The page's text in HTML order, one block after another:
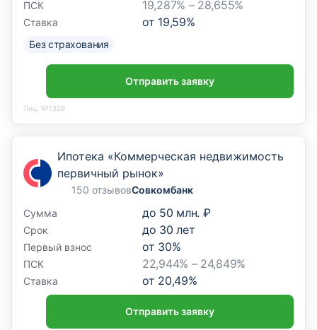
ПСК 19,287% – 28,655%
Ставка от 19,59%
Без страхования
Отправить заявку
Лиц. №1326
Ипотека «Коммерческая недвижимость
первичный рынок»
150 отзывовСовкомбанк
Сумма
до 50 млн. ₽
Срок до 30 лет
Первый взнос от 30%
ПСК 22,944% – 24,849%
Ставка от 20,49%
Отправить заявку